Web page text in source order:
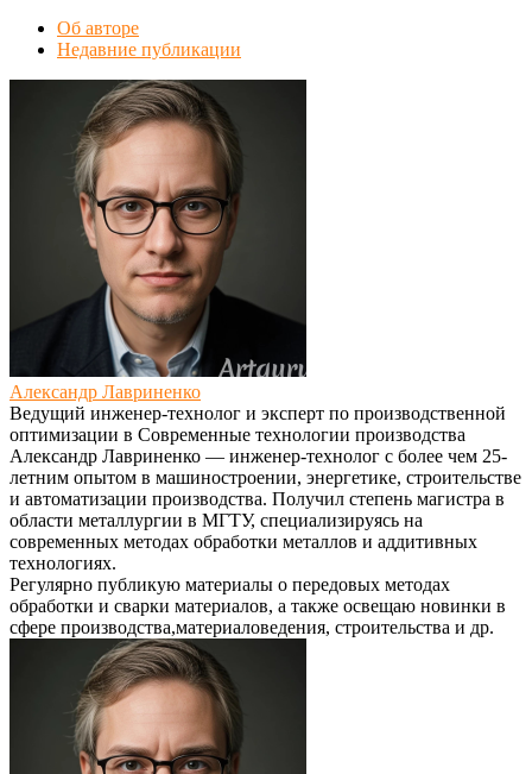
Об авторе
Недавние публикации
Александр Лавриненко
Ведущий инженер-технолог и эксперт по производственной
оптимизации в Современные технологии производства
Александр Лавриненко — инженер-технолог с более чем 25-
летним опытом в машиностроении, энергетике, строительстве
и автоматизации производства. Получил степень магистра в
области металлургии в МГТУ, специализируясь на
современных методах обработки металлов и аддитивных
технологиях.
Регулярно публикую материалы о передовых методах
обработки и сварки материалов, а также освещаю новинки в
сфере производства,материаловедения, строительства и др.